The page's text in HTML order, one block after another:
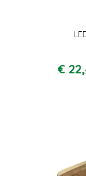
€ 22,